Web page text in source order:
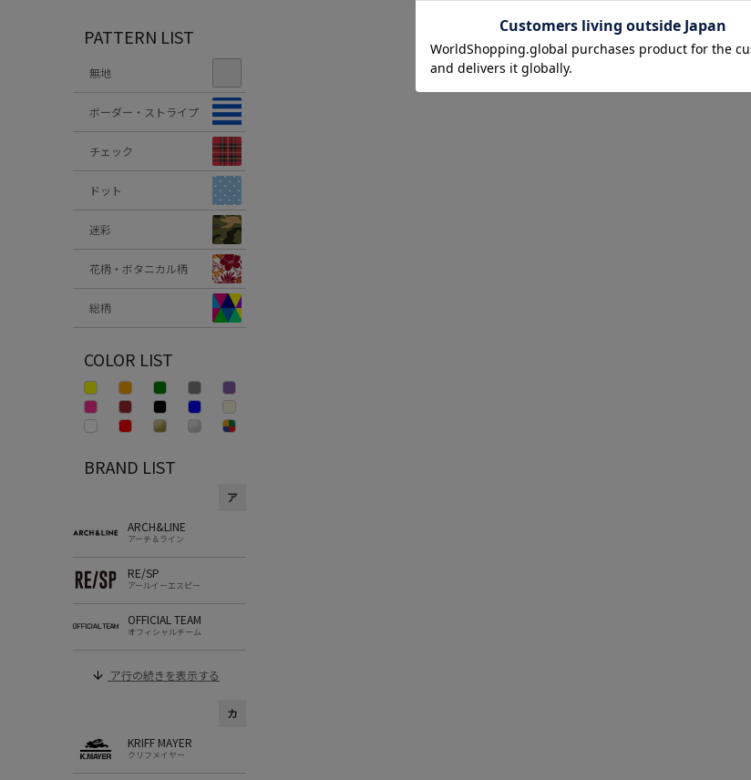
PATTERN LIST
無地
ボーダー・ストライプ
チェック
ドット
迷彩
花柄・ボタニカル柄
総柄
COLOR LIST
BRAND LIST
ア
ARCH&LINE
アーチ＆ライン
RE/SP
アールイーエスピー
OFFICIAL TEAM
オフィシャルチーム
ア行の続きを表示する
カ
KRIFF MAYER
クリフメイヤー